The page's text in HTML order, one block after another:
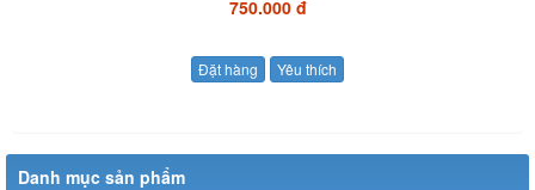
750.000 đ
Đặt hàng Yêu thích
Danh mục sản phẩm